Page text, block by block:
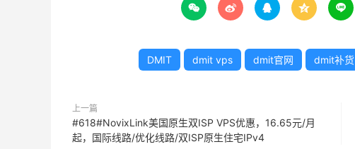
    
DMIT dmit vps dmit官网 dmit补货
上一篇
#618#NovixLink美国原生双ISP VPS优惠，16.65元/月
起，国际线路/优化线路/双ISP原生住宅IPv4